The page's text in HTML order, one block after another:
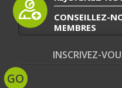
CONSEILLEZ-
MEMBRES
INSCRIVEZ-